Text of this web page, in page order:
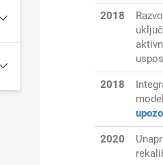
2018
2018
2020